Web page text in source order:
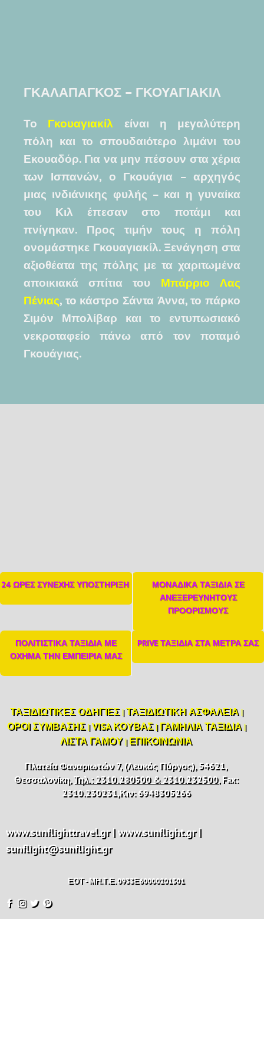
ΓΚΑΛΑΠΑΓΚΟΣ – ΓΚΟΥΑΓΙΑΚΙΛ
Το Γκουαγιακίλ είναι η μεγαλύτερη
πόλη και το σπουδαιότερο λιμάνι του
Εκουαδόρ. Για να μην πέσουν στα χέρια
των Ισπανών, ο Γκουάγια – αρχηγός
μιας ινδιάνικης φυλής – και η γυναίκα
του Κιλ έπεσαν στο ποτάμι και
πνίγηκαν. Προς τιμήν τους η πόλη
ονομάστηκε Γκουαγιακίλ. Ξενάγηση στα
αξιοθέατα της πόλης με τα χαριτωμένα
αποικιακά σπίτια του Μπάρριο Λας
Πένιας, το κάστρο Σάντα Άννα, το πάρκο
Σιμόν Μπολίβαρ και το εντυπωσιακό
νεκροταφείο πάνω από τον ποταμό
Γκουάγιας.
24 ΩΡΕΣ ΣΥΝΕΧΗΣ ΥΠΟΣΤΗΡΙΞΗ
ΜΟΝΑΔΙΚΑ ΤΑΞΙΔΙΑ ΣΕ
ΑΝΕΞΕΡΕΥΝΗΤΟΥΣ
ΠΡΟΟΡΙΣΜΟΥΣ
ΠΟΛΙΤΙΣΤΙΚΑ ΤΑΞΙΔΙΑ ΜΕ
ΟΧΗΜΑ ΤΗΝ ΕΜΠΕΙΡΙΑ ΜΑΣ
PRIVE ΤΑΞΙΔΙΑ ΣΤΑ ΜΕΤΡΑ ΣΑΣ
ΤΑΞΙΔΙΩΤΙΚΈΣ ΟΔΗΓΊΕΣ|ΤΑΞΙΔΙΩΤΙΚΉ ΑΣΦΆΛΕΙΑ|
ΌΡΟΙ ΣΎΜΒΑΣΗΣ|VISA ΚΟΎΒΑΣ|ΓΑΜΉΛΙΑ ΤΑΞΊΔΙΑ|
ΛΊΣΤΑ ΓΆΜΟΥ|ΕΠΙΚΟΙΝΩΝΊΑ
Πλατεία Φαναριωτών 7, (Λευκός Πύργος), 54621,
Θεσσαλονίκη, Τηλ.: 2310.280500 & 2310.232500, Fax:
2310.230231,Κιν: 6948305266
www.sunflighttravel.gr | www.sunflight.gr |
sunflight@sunflight.gr
ΕΟΤ - ΜΗ.Τ.Ε. 0933Ε60000201301